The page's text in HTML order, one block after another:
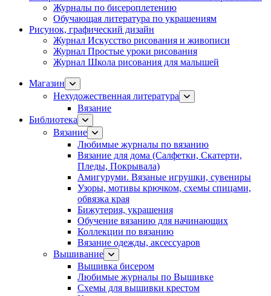
Журналы по бисероплетению
Обучающая литература по украшениям
Рисунок, графический дизайн
Журнал Искусство рисования и живописи
Журнал Простые уроки рисования
Журнал Школа рисования для малышей
Магазин
Нехудожественная литература
Вязание
Библиотека
Вязание
Любимые журналы по вязанию
Вязание для дома (Салфетки, Скатерти,
Пледы, Покрывала)
Амигуруми. Вязаные игрушки, сувениры
Узоры, мотивы крючком, схемы спицами,
обвязка края
Бижутерия, украшения
Обучение вязанию для начинающих
Коллекции по вязанию
Вязание одежды, аксессуаров
Вышивание
Вышивка бисером
Любимые журналы по Вышивке
Схемы для вышивки крестом